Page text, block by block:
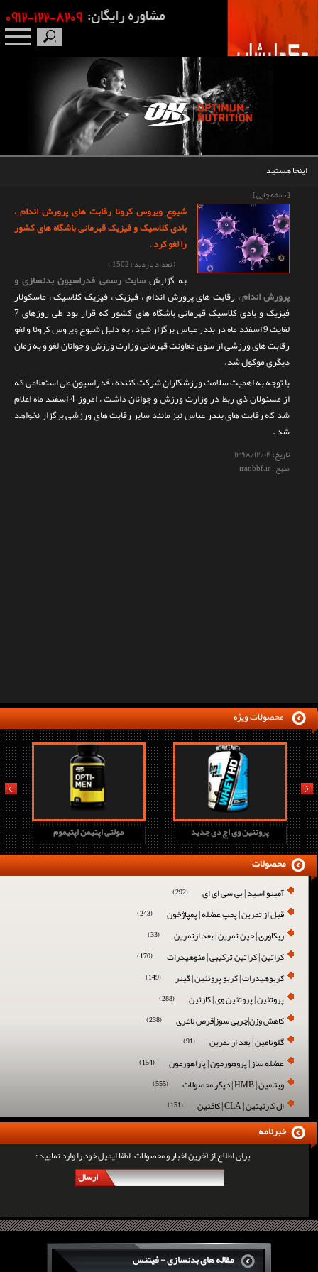
محصولات
تماس با ما
اینجا هستید
[ نسخه چاپی ]
شیوع ویروس کرونا رقابت های پرورش اندام ،
بادی کلاسیک و فیزیک قهرمانی باشگاه های کشور
را لغو کرد .
( تعداد بازدید : 1502 )
به گزارشسایت رسمی فدراسیون بدنسازی و
پرورش اندام، رقابت های پرورش اندام ، فیزیک ، فیزیک کلاسیک ، ماسکولار
فیزیک و بادی کلاسیک قهرمانی باشگاه های کشور که قرار بود طی روزهای 7
لغایت 9 اسفند ماه در بندر عباس برگزار شود ، به دلیل شیوع ویروس کرونا و لغو
رقابت های ورزشی از سوی معاونت قهرمانی وزارت ورزش و جوانان لغو و به زمان
دیگری موکول شد.
با توجه به اهمیت سلامت ورزشکاران شرکت کننده ، فدراسیون طی استعلامی که
از مسئولان ذی ربط در وزارت ورزش و جوانان داشت ، امروز 4 اسفند ماه اعلام
شد که رقابت های بندر عباس نیز مانند سایر رقابت های ورزشی برگزار نخواهد
شد .
تاریخ:۱۳۹۸/۱۲/۰۴
منبع : iranbbf.ir
محصولات ویژه
مولتی اپتیمن اپتیموم پروتئین وی اچ دی جدید
prev next
آمینو اسید | بی سی ای ای (292)
قبل از تمرین | پمپ عضله | پمپاژخون (243)
ریکاوری | حین تمرین | بعد ازتمرین (33)
کراتین | کراتین ترکیبی | منوهیدرات (170)
کربوهیدرات | کربو پروتئین | گینر (149)
پروتئین | پروتئین وی | کازئین (288)
کاهش وزن|چربی سوز|قرص لاغری (238)
گلوتامین | بعد از تمرین (91)
عضله ساز | پروهورمون | پاراهورمون (154)
ویتامین | HMB | دیگر محصولات (555)
ال کارنیتین | CLA | کافئین (151)
محصولات
برای اطلاع از آخرین اخبار و محصولات، لطفا ایمیل خود را وارد نمایید :
ارسال
خبرنامه
مقاله های بدنسازی - فیتنس